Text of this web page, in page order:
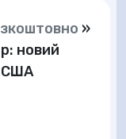
»
новий
США